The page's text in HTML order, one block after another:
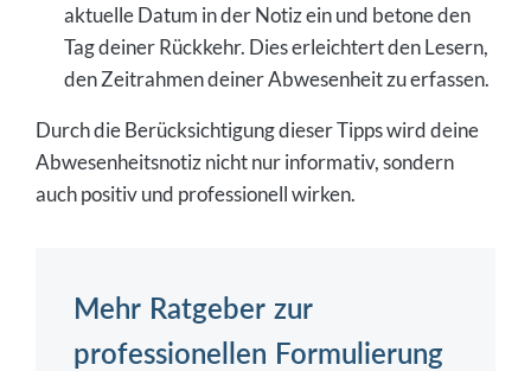
aktuelle Datum in der Notiz ein und betone den
Tag deiner Rückkehr. Dies erleichtert den Lesern,
den Zeitrahmen deiner Abwesenheit zu erfassen.
Durch die Berücksichtigung dieser Tipps wird deine
Abwesenheitsnotiz nicht nur informativ, sondern
auch positiv und professionell wirken.
Mehr Ratgeber zur
professionellen Formulierung